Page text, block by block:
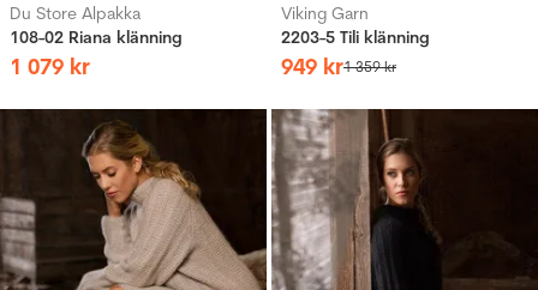
Du Store Alpakka
108-02 Riana klänning
1 079 kr
Viking Garn
2203-5 Tili klänning
949 kr1 359kr